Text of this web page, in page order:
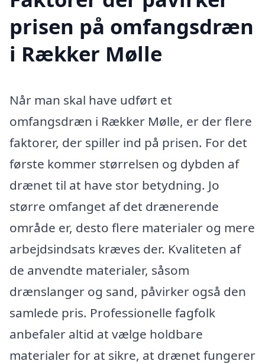
prisen på omfangsdræn
i Rækker Mølle
Når man skal have udført et
omfangsdræn i Rækker Mølle, er der flere
faktorer, der spiller ind på prisen. For det
første kommer størrelsen og dybden af
drænet til at have stor betydning. Jo
større omfanget af det drænerende
område er, desto flere materialer og mere
arbejdsindsats kræves der. Kvaliteten af
de anvendte materialer, såsom
drænslanger og sand, påvirker også den
samlede pris. Professionelle fagfolk
anbefaler altid at vælge holdbare
materialer for at sikre, at drænet fungerer